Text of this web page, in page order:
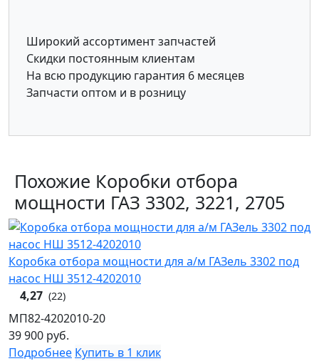
Широкий ассортимент запчастей
Скидки постоянным клиентам
На всю продукцию гарантия 6 месяцев
Запчасти оптом и в розницу
Похожие Коробки отбора
мощности ГАЗ 3302, 3221, 2705
Коробка отбора мощности для а/м ГАЗель 3302 под
насос НШ 3512-4202010
4,27 (22)
МП82-4202010-20
39 900 руб.
Подробнее Купить в 1 клик